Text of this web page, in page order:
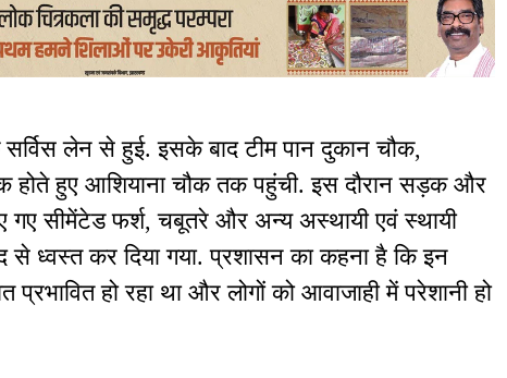
लेन से हुई. इसके बाद टीम पान दुकान चौक,
होते हुए आशियाना चौक तक पहुंची. इस दौरान सड़क और
सीमेंटेड फर्श, चबूतरे और अन्य अस्थायी एवं स्थायी
से ध्वस्त कर दिया गया. प्रशासन का कहना है कि इन
प्रभावित हो रहा था और लोगों को आवाजाही में परेशानी हो